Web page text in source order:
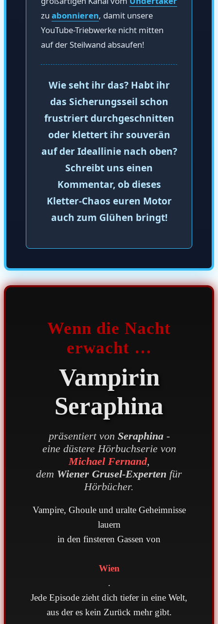
zu abonnieren, damit unsere
YouTube-Triebwerke nicht mitten
auf der Steilwand absaufen!
Wie seht ihr das? Habt ihr
das Sicherungsseil schon
frustriert durchgeschnitten
oder klettert ihr souverän
auf der Ideallinie nach oben?
Schreibt uns einen
Kommentar, ob dieses
Kletter-Chaos euren Motor
auch zum Glühen bringt!
Wenn die Nacht
erwacht …
Vampirin
Seraphina
präsentiert von Seraphina-
eine düstere Hörbuchserie von
Michael Fernand,
dem Wiener Grusel-Experten für
Hörbücher.
Vampire, Ghoule und uralte Geheimnisse
lauern
in den finsteren Gassen von
Wien
.
Jede Episode zieht dich tiefer in eine Welt,
aus der es kein Zurück mehr gibt.